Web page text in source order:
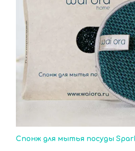
Спонж для мытья посуды